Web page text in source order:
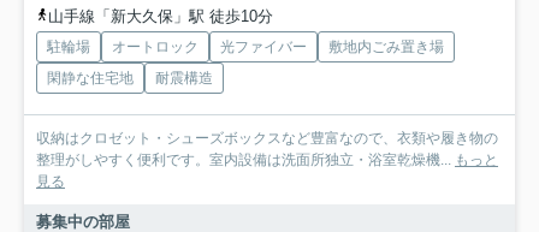
山手線「新大久保」駅 徒歩10分
駐輪場 オートロック 光ファイバー
敷地内ごみ置き場
閑静な住宅地
耐震構造
収納はクロゼット・シューズボックスなど豊富なので、衣類や履き物の
整理がしやすく便利です。室内設備は洗面所独立・浴室乾燥機... もっと
見る
募集中の部屋